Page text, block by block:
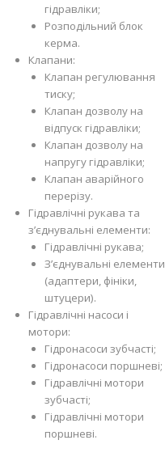
гідравліки;
Розподільний блок
керма.
Клапани:
Клапан регулювання
тиску;
Клапан дозволу на
відпуск гідравліки;
Клапан дозволу на
напругу гідравліки;
Клапан аварійного
перерізу.
Гідравлічні рукава та
з’єднувальні елементи:
Гідравлічні рукава;
З’єднувальні елементи
(адаптери, фініки,
штуцери).
Гідравлічні насоси і
мотори:
Гідронасоси зубчасті;
Гідронасоси поршневі;
Гідравлічні мотори
зубчасті;
Гідравлічні мотори
поршневі.